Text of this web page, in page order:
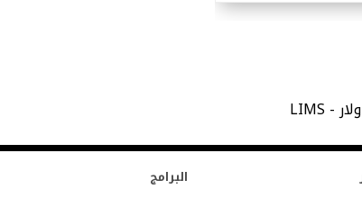
البرامج